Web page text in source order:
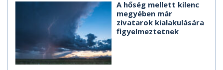
A hőség mellett kilenc
megyében már
zivatarok kialakulására
figyelmeztetnek